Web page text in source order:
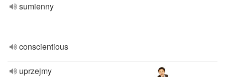
sumienny
conscientious
uprzejmy